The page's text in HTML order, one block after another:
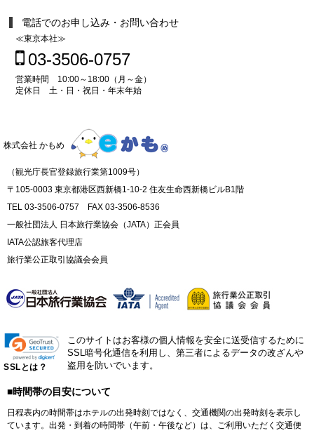
電話でのお申し込み・お問い合わせ
≪東京本社≫
03-3506-0757
営業時間 10:00～18:00（月～金）
定休日 土・日・祝日・年末年始
株式会社 かもめ
（観光庁長官登録旅行業第1009号）
〒105-0003 東京都港区西新橋1-10-2 住友生命西新橋ビルB1階
TEL 03-3506-0757 FAX 03-3506-8536
一般社団法人 日本旅行業協会（JATA）正会員
IATA公認旅客代理店
旅行業公正取引協議会会員
SSLとは？
このサイトはお客様の個人情報を安全に送受信するために
SSL暗号化通信を利用し、第三者によるデータの改ざんや
盗用を防いでいます。
■時間帯の目安について
日程表内の時間帯はホテルの出発時刻ではなく、交通機関の出発時刻を表示し
ています。出発・到着の時間帯（午前・午後など）は、ご利用いただく交通便